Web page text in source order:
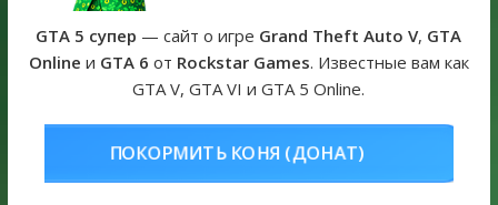
GTA 6 официальная обложка игры и Предзаказ Grand Theft
Auto VI
GTA 5 супер — сайт о игре Grand Theft Auto V, GTA
Online и GTA 6 от Rockstar Games. Известные вам как
GTA V, GTA VI и GTA 5 Online.
(ДОНАТ) КУПИТЬ GTA 5